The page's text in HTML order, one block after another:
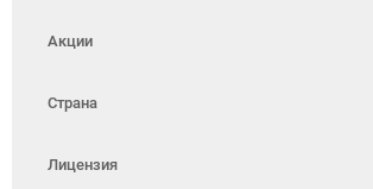
Акции
Страна
Лицензия